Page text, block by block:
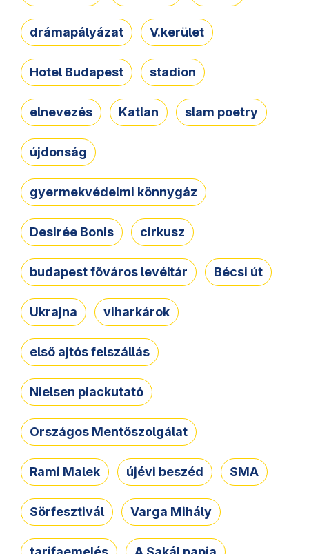
drámapályázat V.kerület
Hotel Budapest stadion
elnevezés Katlan slam poetry
újdonság
gyermekvédelmi könnygáz
Desirée Bonis cirkusz
budapest főváros levéltár Bécsi út
Ukrajna viharkárok
első ajtós felszállás
Nielsen piackutató
Országos Mentőszolgálat
Rami Malek újévi beszéd SMA
Sörfesztivál Varga Mihály